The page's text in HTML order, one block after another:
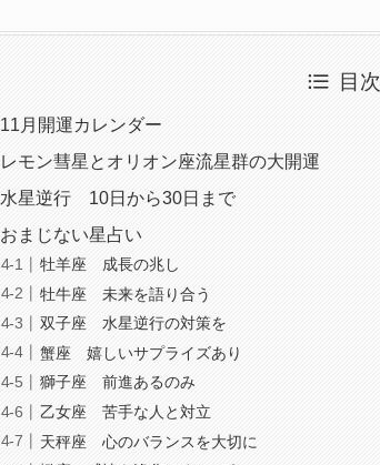
目次
11月開運カレンダー
レモン彗星とオリオン座流星群の大開運
水星逆行 10日から30日まで
おまじない星占い
牡羊座 成長の兆し
牡牛座 未来を語り合う
双子座 水星逆行の対策を
蟹座 嬉しいサプライズあり
獅子座 前進あるのみ
乙女座 苦手な人と対立
天秤座 心のバランスを大切に